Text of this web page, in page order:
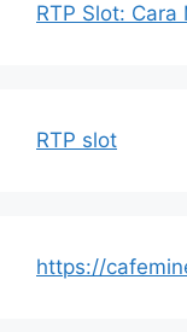
RTP Slot:
RTP slot
https://